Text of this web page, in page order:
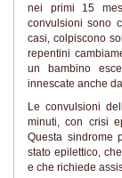
nei primi 15
convulsioni sono
casi, colpiscono
repentini
un bambino
innescate anche
Le convulsioni
minuti, con crisi
Questa sindrome
stato epilettico,
e che richiede